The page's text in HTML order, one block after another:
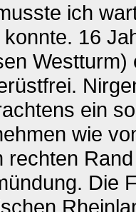
ich
16
Westturm)
ein
wie
rechten
Die